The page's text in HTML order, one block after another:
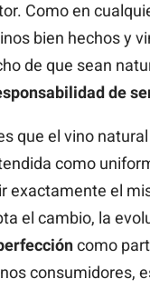
Como en
bien hechos y
de que sean
de
que el vino
como
exactamente el
el cambio, la
como
consumidores,